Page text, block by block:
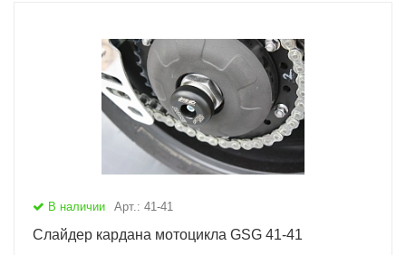
В наличии Арт.: 41-41
Слайдер кардана мотоцикла GSG 41-41